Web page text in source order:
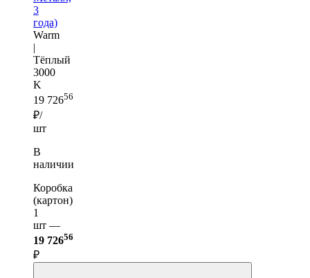
3
года)
Warm
|
Тёплый
3000
K
19 72656
₽/
шт
В
наличии
Коробка
(картон)
1
шт —
19 72656
₽